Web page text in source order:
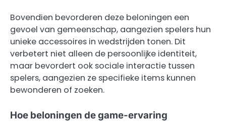
Bovendien bevorderen deze beloningen een
gevoel van gemeenschap, aangezien spelers hun
unieke accessoires in wedstrijden tonen. Dit
verbetert niet alleen de persoonlijke identiteit,
maar bevordert ook sociale interactie tussen
spelers, aangezien ze specifieke items kunnen
bewonderen of zoeken.
Hoe beloningen de game-ervaring